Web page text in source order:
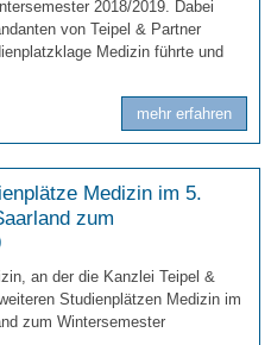
2018/2019. Dabei
von Teipel & Partner
Medizin führte und
mehr erfahren
Medizin im 5.
zum
an der die Kanzlei Teipel &
Studienplätzen Medizin im
zum Wintersemester